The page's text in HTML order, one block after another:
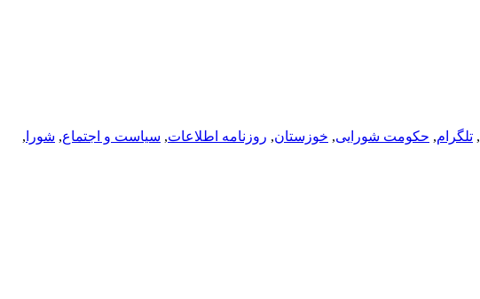
, تلگرام, حکومت شورایی, خوزستان, روزنامه اطلاعات, سیاست و اجتماع, شورا ,